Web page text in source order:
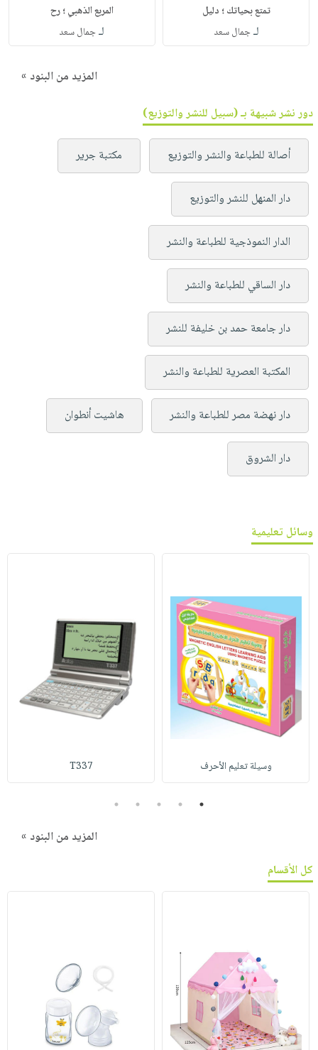
تمتع بحياتك ؛ دليل
لـجمال سعد
المربع الذهبي ؛ رح
لـجمال سعد
المزيد من البنود »
دور نشر شبيهة بـ (سبيل للنشر والتوزيع)
أصالة للطباعة والنشر والتوزيع مكتبة جرير
دار المنهل للنشر والتوزيع
الدار النموذجية للطباعة والنشر
دار الساقي للطباعة والنشر
دار جامعة حمد بن خليفة للنشر
المكتبة العصرية للطباعة والنشر
دار نهضة مصر للطباعة والنشر هاشيت أنطوان
دار الشروق
وسائل تعليمية
وسيلة تعليم الأحرف T337
1
2
3
4
5
المزيد من البنود »
كل الأقسام